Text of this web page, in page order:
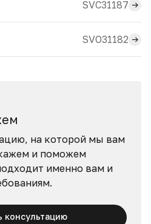
SVC31187
SVO31182
на которой мы вам
и поможем
именно вам и
консультацию